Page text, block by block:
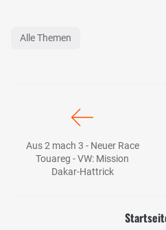
Alle Themen
Aus 2 mach 3 - Neuer Race
Touareg - VW: Mission
Dakar-Hattrick